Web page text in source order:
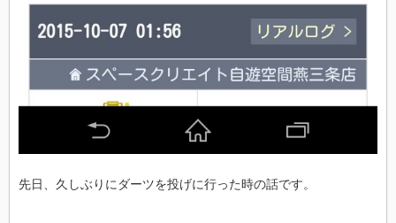
先日、久しぶりにダーツを投げに行った時の話です。